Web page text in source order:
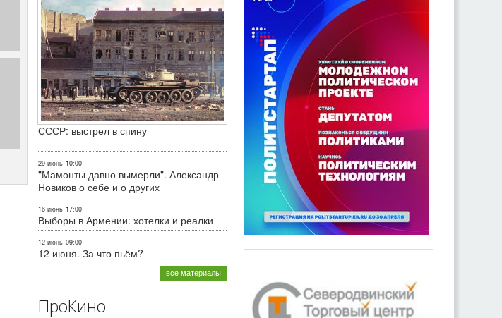
СССР: выстрел в спину
29 июнь 10:00
"Мамонты давно вымерли". Александр
Новиков о себе и о других
16 июнь 17:00
Выборы в Армении: хотелки и реалки
12 июнь 09:00
12 июня. За что пьём?
все материалы
ПроКино